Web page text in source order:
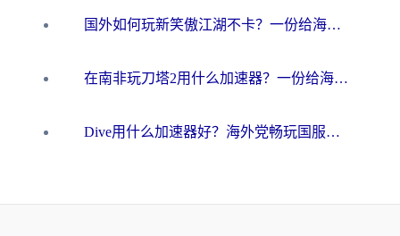
国外如何玩新笑傲江湖不卡？一份给海外游子的终极网络指南
在南非玩刀塔2用什么加速器？一份给海外游子的终极生存指南
Dive用什么加速器好？海外党畅玩国服游戏的终极避坑指南